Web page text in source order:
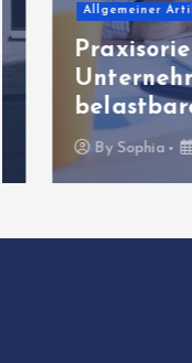
Allgemeiner Artikel
belastbare
BySophia July